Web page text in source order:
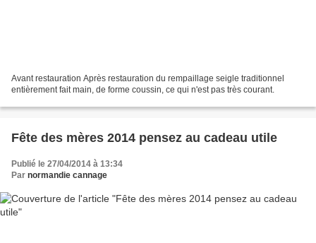
Avant restauration Après restauration du rempaillage seigle traditionnel
entièrement fait main, de forme coussin, ce qui n'est pas très courant.
Fête des mères 2014 pensez au cadeau utile
Publié le 27/04/2014 à 13:34
Par normandie cannage